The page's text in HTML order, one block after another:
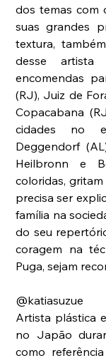
dos temas com
suas grandes
textura,
desse
encomendas
(RJ), Juiz de
Copacabana
cidades no
Deggendorf
Heilbronn e
coloridas,
precisa ser
família na
do seu
coragem na
Puga, sejam
@katiasuzue
Artista plástica
no Japão
como